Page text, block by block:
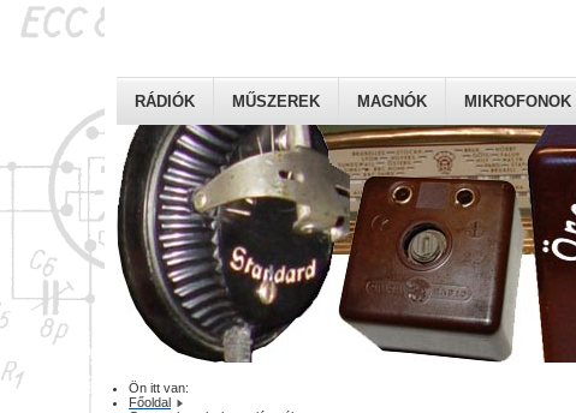
RÁDIÓK MŰSZEREK MAGNÓK MIKROFONOK
Ön itt van:
Főoldal